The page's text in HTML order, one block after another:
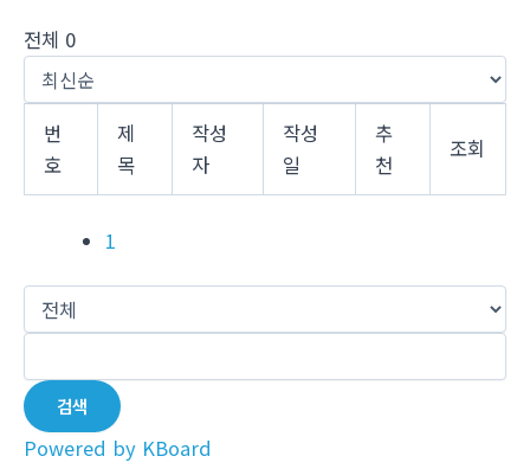
전체 0
번
호
제
목
작성
자
작성
일
추
천
조회
1
검색
Powered by KBoard